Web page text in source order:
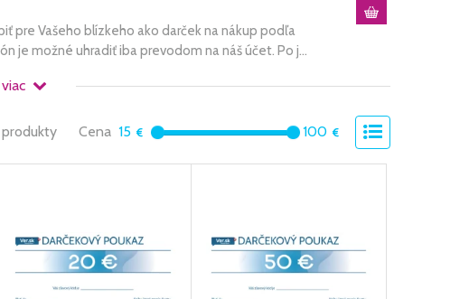
pre Vašeho blízkeho ako darček na nákup podľa
je možné uhradiť iba prevodom na náš účet. Po j...
Cena 15 100